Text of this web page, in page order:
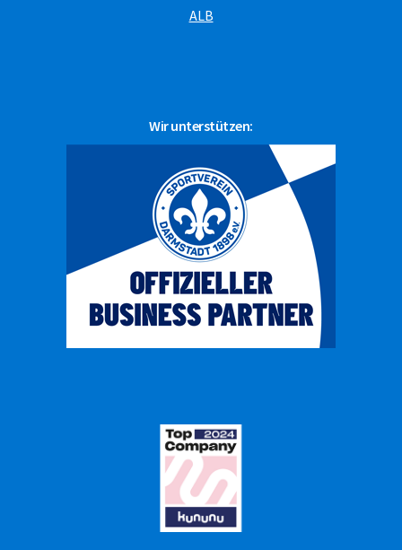
Wir unterstützen:
ALB